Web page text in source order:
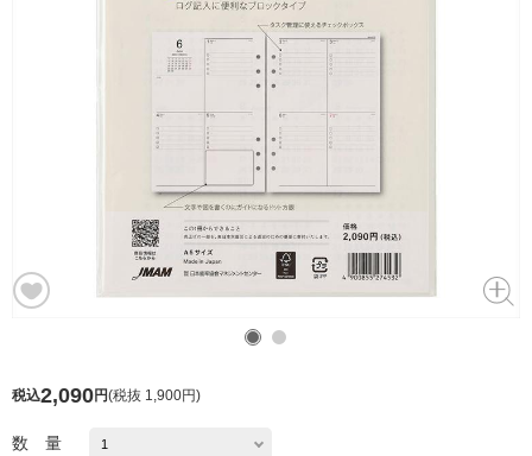
税込2,090円(税抜 1,900円)
数 量